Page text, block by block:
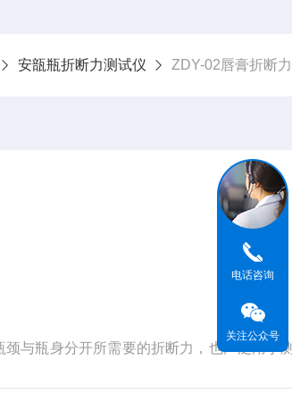
安瓿瓶折断力测试仪 ZDY-02唇膏折断
与瓶身分开所需要的折断力，也广泛用于
电话咨询
关注公众号